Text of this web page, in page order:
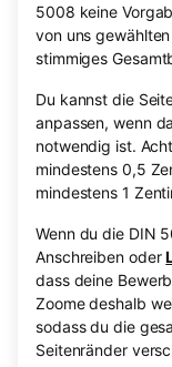
5008 keine
von uns
stimmiges
Du kannst die
anpassen, wenn
notwendig ist.
mindestens 0,5
mindestens 1
Wenn du die DIN
Anschreiben oder
dass deine
Zoome deshalb
sodass du die
Seitenränder